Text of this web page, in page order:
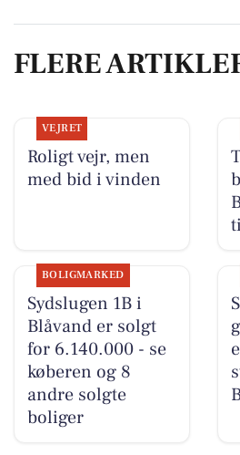
FLERE
VEJRET
Roligt vejr, men
med bid i vinden
BOLIGMARKED
Sydslugen 1B i
Blåvand er solgt
for 6.140.000 - se
køberen og 8
andre solgte
boliger